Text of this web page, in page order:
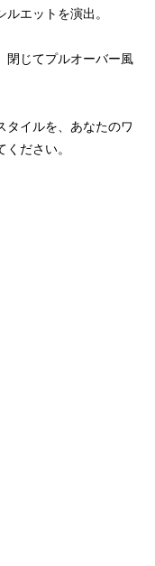
エットを演出。
閉じてプルオーバー風
タイルを、あなたのワ
ださい。